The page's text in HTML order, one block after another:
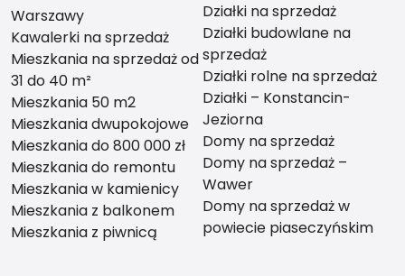
Warszawy
Kawalerki na sprzedaż
Mieszkania na sprzedaż od
31 do 40 m²
Mieszkania 50 m2
Mieszkania dwupokojowe
Mieszkania do 800 000 zł
Mieszkania do remontu
Mieszkania w kamienicy
Mieszkania z balkonem
Mieszkania z piwnicą
Działki na sprzedaż
Działki budowlane na
sprzedaż
Działki rolne na sprzedaż
Działki – Konstancin-
Jeziorna
Domy na sprzedaż
Domy na sprzedaż –
Wawer
Domy na sprzedaż w
powiecie piaseczyńskim